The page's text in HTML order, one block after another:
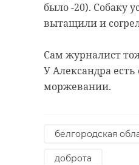
было -20). Собаку
вытащили и
Сам журналист
У Александра
моржевании.
белгородская
доброта